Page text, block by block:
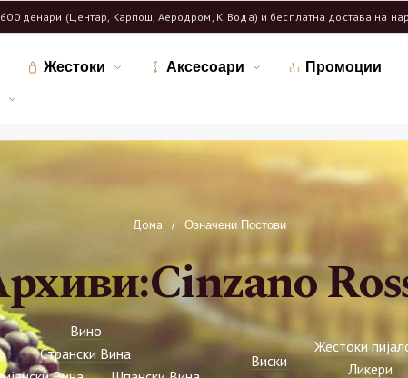
денари (Центар, Карпош, Аеродром, К. Вода) и бесплатна достава на
Жестоки Аксесоари Промоции
Дома / Означени Постови
Вино
Странски Вина
Виски
Жестоки
Ликери